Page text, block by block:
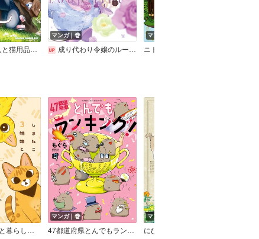
神猫ミーちゃんと猫用品召喚師の異世界奮闘記～目指すは、もふもふスローライフ！～
マンガ｜巻
成り代わり令嬢のループライン
マンガ｜巻
しまねこ3姉妹と暮らしています
マンガ｜巻
47都道府県とんでもランキング！
マンガ｜巻
にひきといっぴき